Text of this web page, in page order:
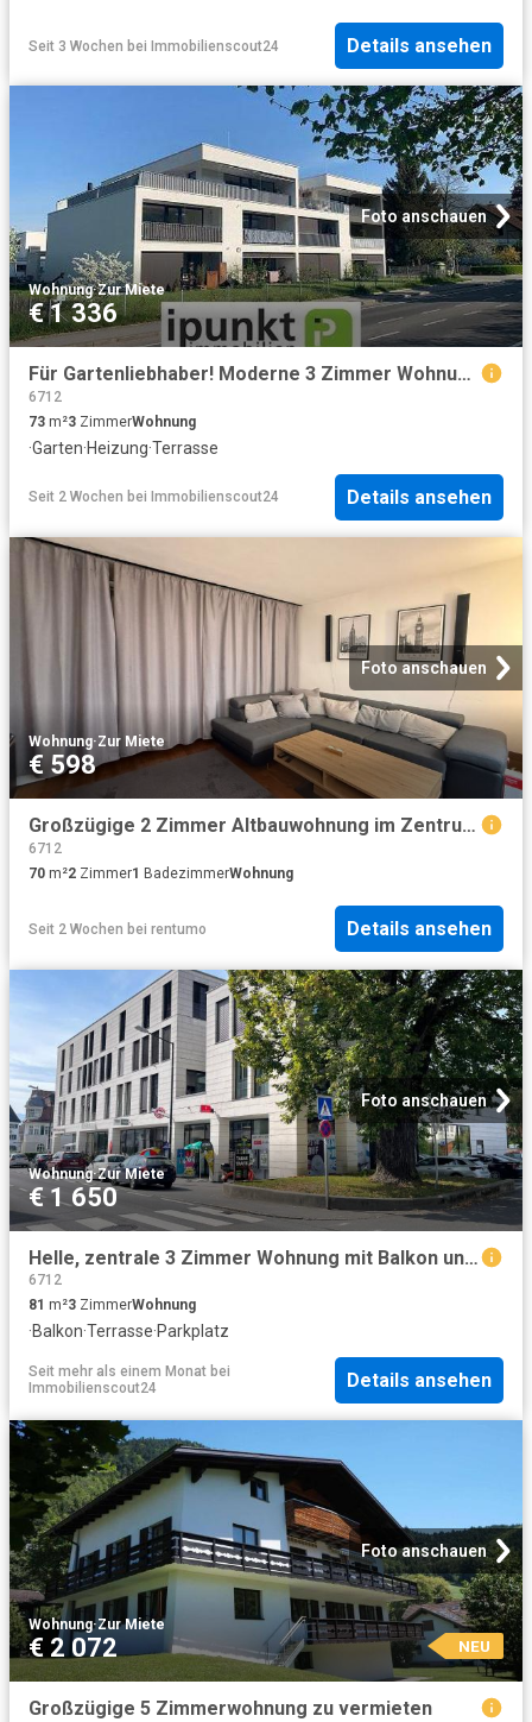
Seit 3 Wochen bei Immobilienscout24 Details ansehen
Foto anschauen
Wohnung·Zur Miete
€ 1 336
Für Gartenliebhaber! Moderne 3 Zimmer Wohnung / Grenznah!
6712
73 m²3 ZimmerWohnung
·Garten·Heizung·Terrasse
Seit 2 Wochen bei Immobilienscout24 Details ansehen
Foto anschauen
Wohnung·Zur Miete
€ 598
Großzügige 2 Zimmer Altbauwohnung im Zentrum von Bludenz zu vermieten
6712
70 m²2 Zimmer1 BadezimmerWohnung
Seit 2 Wochen bei rentumo Details ansehen
Foto anschauen
Wohnung·Zur Miete
€ 1 650
Helle, zentrale 3 Zimmer Wohnung mit Balkon und Tiefgarage in Rankweil
6712
81 m²3 ZimmerWohnung
·Balkon·Terrasse·Parkplatz
Seit mehr als einem Monat bei
Immobilienscout24
Details ansehen
Foto anschauen
Wohnung·Zur Miete
€ 2 072 NEU
Großzügige 5 Zimmerwohnung zu vermieten